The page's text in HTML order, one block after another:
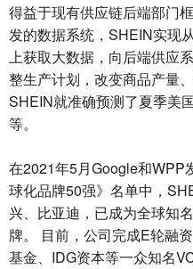
得益于现有供应链后端部门
发的数据系统，SHEIN实现
上获取大数据，向后端供应
整生产计划，改变商品产量
SHEIN就准确预测了夏季美
等。
在2021年5月Google和WPP
球化品牌50强》名单中，
兴、比亚迪，已成为全球知
牌。 目前，公司完成E轮融
基金、IDG资本等一众知名